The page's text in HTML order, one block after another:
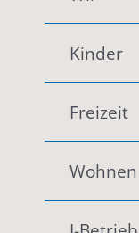
Kinder
Freizeit
Wohnen